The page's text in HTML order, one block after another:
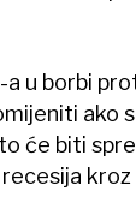
a u borbi
ako
će biti